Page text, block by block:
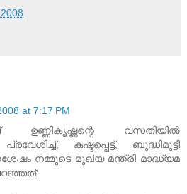
at 7:17 PM
ഉണ്ണികൃഷ്ണന്റെ വസതിയില്‍
കഷ്ടപ്പെട്ട്‌, ബുദ്ധിമുട്ടി
നമ്മുടെ മുഖ്യ മന്ത്രി മാദ്ധ്യമ